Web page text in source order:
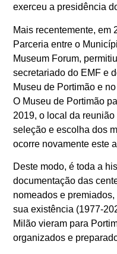
exerceu a presidência
Mais recentemente, em
Parceria entre o
Museum Forum,
secretariado do EMF e
Museu de Portimão e
O Museu de Portimão
2019, o local da
seleção e escolha dos
ocorre novamente este
Deste modo, é toda a
documentação das
nomeados e
sua existência (1977-
Milão vieram para
organizados e